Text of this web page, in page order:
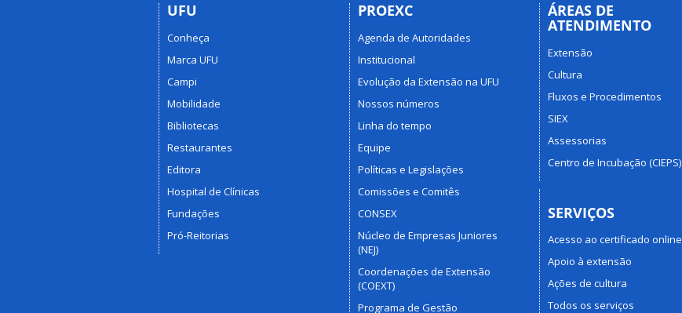
UFU
Conheça
Marca UFU
Campi
Mobilidade
Bibliotecas
Restaurantes
Editora
Hospital de Clínicas
Fundações
Pró-Reitorias
PROEXC
Agenda de Autoridades
Institucional
Evolução da Extensão na UFU
Nossos números
Linha do tempo
Equipe
Políticas e Legislações
Comissões e Comitês
CONSEX
Núcleo de Empresas Juniores
(NEJ)
Coordenações de Extensão
(COEXT)
Programa de Gestão
ÁREAS DE
ATENDIMENTO
Extensão
Cultura
Fluxos e Procedimentos
SIEX
Assessorias
Centro de Incubação (CIEPS)
SERVIÇOS
Acesso ao certificado online
Apoio à extensão
Ações de cultura
Todos os serviços